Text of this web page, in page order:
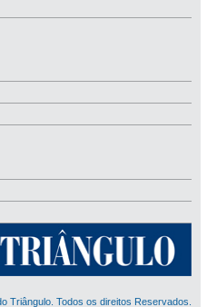
Triângulo. Todos os direitos Reservados.